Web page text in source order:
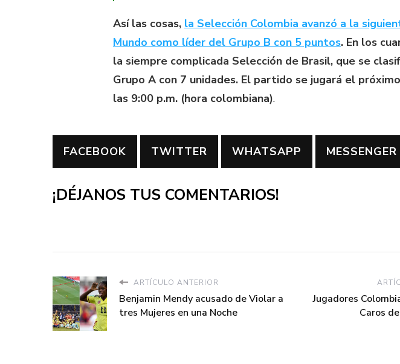
Así las cosas, la Selección Colombia avanzó a la
Mundo como líder del Grupo B con 5 puntos. En los
la siempre complicada Selección de Brasil, que se
Grupo A con 7 unidades. El partido se jugará el
las 9:00 p.m. (hora colombiana).
FACEBOOK TWITTER WHATSAPP MESSENGER
¡DÉJANOS TUS COMENTARIOS!
ARTÍCULO ANTERIOR
Benjamin Mendy acusado de Violar a
tres Mujeres en una Noche
Jugadores
Caros